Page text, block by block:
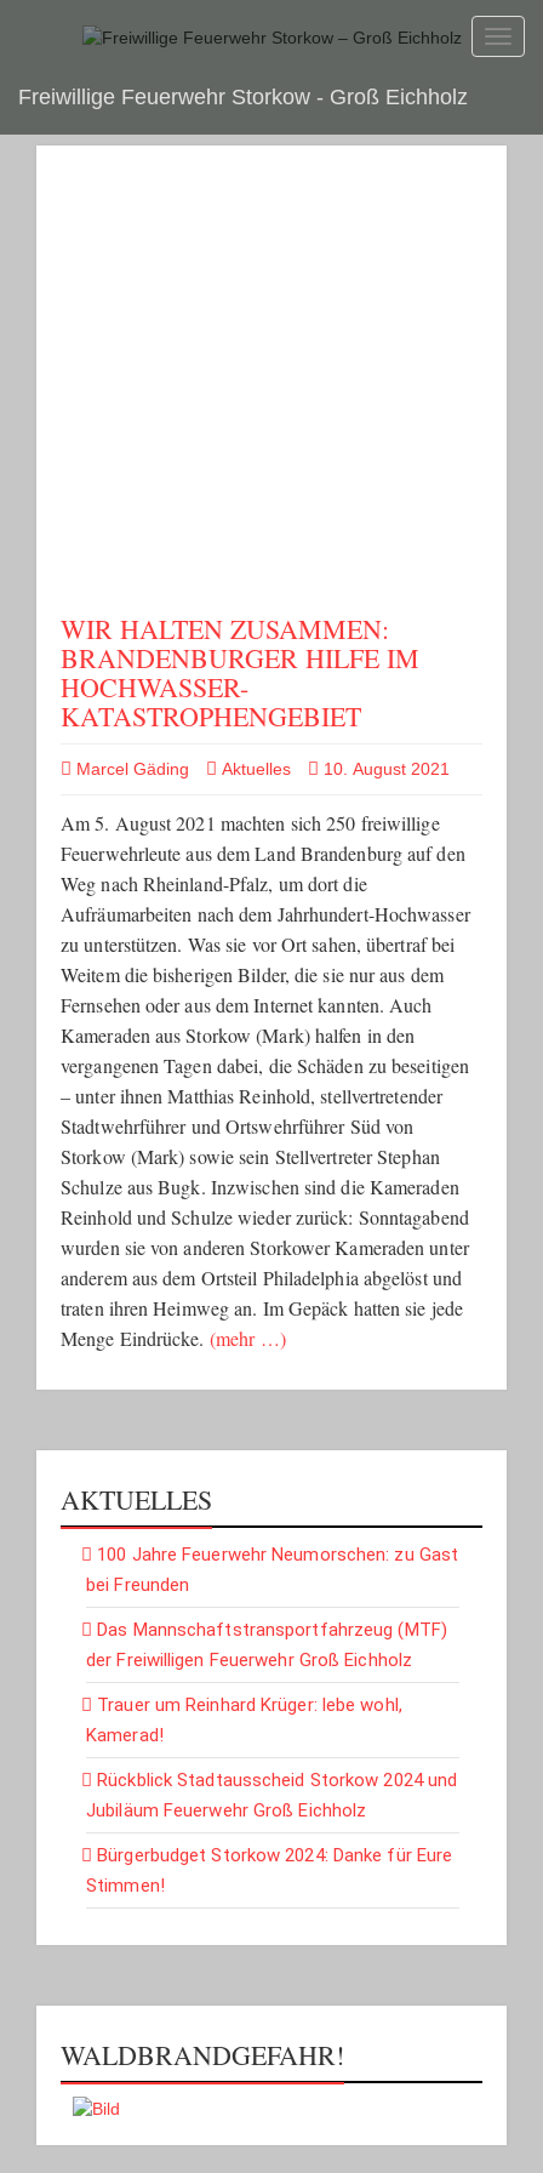
Freiwillige Feuerwehr Storkow - Groß Eichholz
WIR HALTEN ZUSAMMEN:
BRANDENBURGER HILFE IM
HOCHWASSER-
KATASTROPHENGEBIET
Marcel Gäding Aktuelles 10. August 2021
Am 5. August 2021 machten sich 250 freiwillige
Feuerwehrleute aus dem Land Brandenburg auf den
Weg nach Rheinland-Pfalz, um dort die
Aufräumarbeiten nach dem Jahrhundert-Hochwasser
zu unterstützen. Was sie vor Ort sahen, übertraf bei
Weitem die bisherigen Bilder, die sie nur aus dem
Fernsehen oder aus dem Internet kannten. Auch
Kameraden aus Storkow (Mark) halfen in den
vergangenen Tagen dabei, die Schäden zu beseitigen
– unter ihnen Matthias Reinhold, stellvertretender
Stadtwehrführer und Ortswehrführer Süd von
Storkow (Mark) sowie sein Stellvertreter Stephan
Schulze aus Bugk. Inzwischen sind die Kameraden
Reinhold und Schulze wieder zurück: Sonntagabend
wurden sie von anderen Storkower Kameraden unter
anderem aus dem Ortsteil Philadelphia abgelöst und
traten ihren Heimweg an. Im Gepäck hatten sie jede
Menge Eindrücke. (mehr …)
AKTUELLES
100 Jahre Feuerwehr Neumorschen: zu Gast
bei Freunden
Das Mannschaftstransportfahrzeug (MTF)
der Freiwilligen Feuerwehr Groß Eichholz
Trauer um Reinhard Krüger: lebe wohl,
Kamerad!
Rückblick Stadtausscheid Storkow 2024 und
Jubiläum Feuerwehr Groß Eichholz
Bürgerbudget Storkow 2024: Danke für Eure
Stimmen!
WALDBRANDGEFAHR!